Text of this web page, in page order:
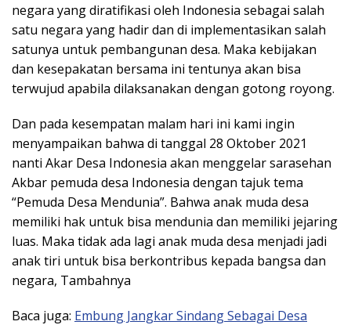
negara yang diratifikasi oleh Indonesia sebagai salah
satu negara yang hadir dan di implementasikan salah
satunya untuk pembangunan desa. Maka kebijakan
dan kesepakatan bersama ini tentunya akan bisa
terwujud apabila dilaksanakan dengan gotong royong.
Dan pada kesempatan malam hari ini kami ingin
menyampaikan bahwa di tanggal 28 Oktober 2021
nanti Akar Desa Indonesia akan menggelar sarasehan
Akbar pemuda desa Indonesia dengan tajuk tema
“Pemuda Desa Mendunia”. Bahwa anak muda desa
memiliki hak untuk bisa mendunia dan memiliki jejaring
luas. Maka tidak ada lagi anak muda desa menjadi jadi
anak tiri untuk bisa berkontribus kepada bangsa dan
negara, Tambahnya
Baca juga: Embung Jangkar Sindang Sebagai Desa